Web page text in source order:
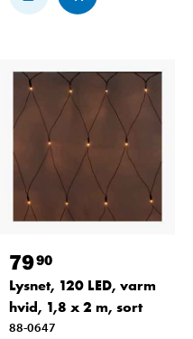
7990
Lysnet, 120 LED, varm
hvid, 1,8 x 2 m, sort
88-0647